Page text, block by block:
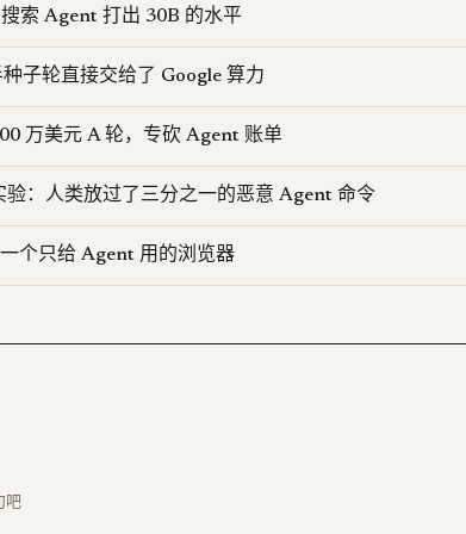
索 Agent 打出 30B 的水平
子轮直接交给了 Google 算力
万美元 A 轮，专砍 Agent 账单
验：人类放过了三分之一的恶意 Agent 命令
个只给 Agent 用的浏览器
吧